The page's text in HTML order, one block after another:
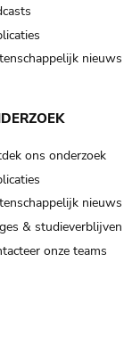
nieuws
ons onderzoek
nieuws
& studieverblijven
onze teams